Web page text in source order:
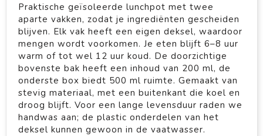
Praktische geïsoleerde lunchpot met twee
aparte vakken, zodat je ingrediënten gescheiden
blijven. Elk vak heeft een eigen deksel, waardoor
mengen wordt voorkomen. Je eten blijft 6–8 uur
warm of tot wel 12 uur koud. De doorzichtige
bovenste bak heeft een inhoud van 200 ml, de
onderste box biedt 500 ml ruimte. Gemaakt van
stevig materiaal, met een buitenkant die koel en
droog blijft. Voor een lange levensduur raden we
handwas aan; de plastic onderdelen van het
deksel kunnen gewoon in de vaatwasser.